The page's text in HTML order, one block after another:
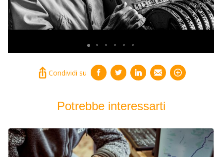
Condividi su
Potrebbe interessarti